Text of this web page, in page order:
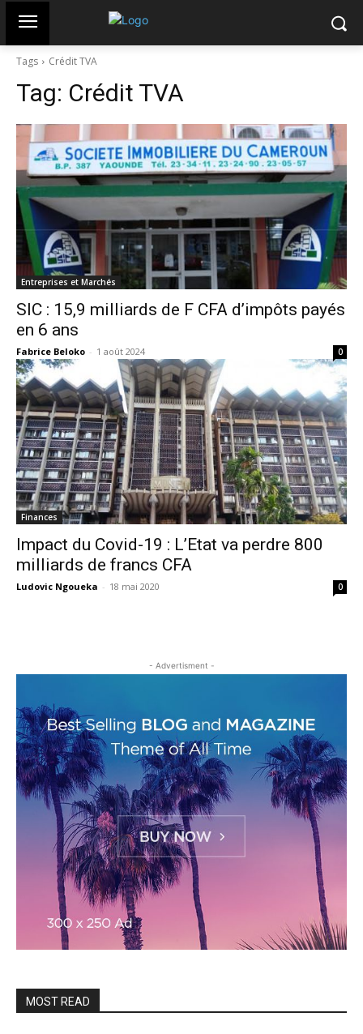
Tags Crédit TVA
Tag: Crédit TVA
Entreprises et Marchés
SIC : 15,9 milliards de F CFA d’impôts payés
en 6 ans
Fabrice Beloko - 1 août 2024 0
Finances
Impact du Covid-19 : L’Etat va perdre 800
milliards de francs CFA
Ludovic Ngoueka - 18 mai 2020 0
- Advertisment -
MOST READ